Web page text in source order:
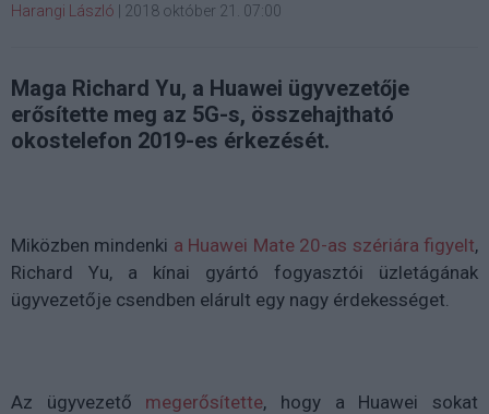
Harangi László 2018 október 21. 07:00
Maga Richard Yu, a Huawei ügyvezetője
erősítette meg az 5G-s, összehajtható
okostelefon 2019-es érkezését.
Miközben mindenki a Huawei Mate 20-as szériára figyelt,
Richard Yu, a kínai gyártó fogyasztói üzletágának
ügyvezetője csendben elárult egy nagy érdekességet.
Az ügyvezető megerősítette, hogy a Huawei sokat